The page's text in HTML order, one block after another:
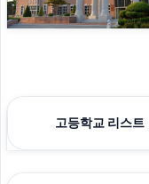
고등학교 리스트